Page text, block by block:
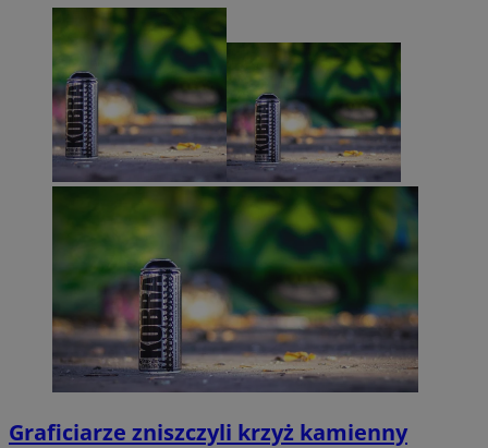
Graficiarze zniszczyli krzyż kamienny